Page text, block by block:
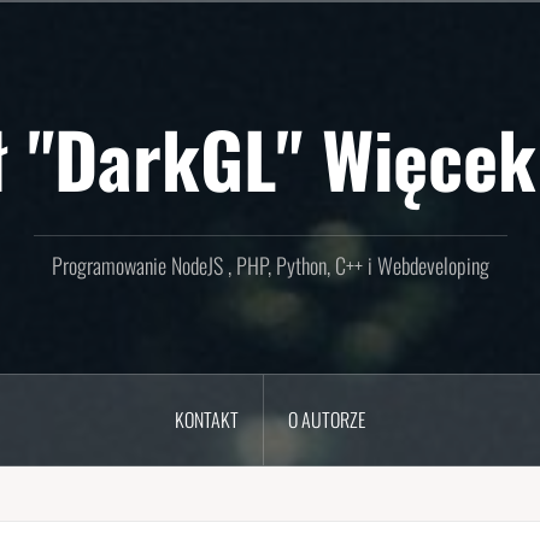
"DarkGL"
Programowanie NodeJS , PHP, Python, C++ i Webdeveloping
KONTAKT O AUTORZE